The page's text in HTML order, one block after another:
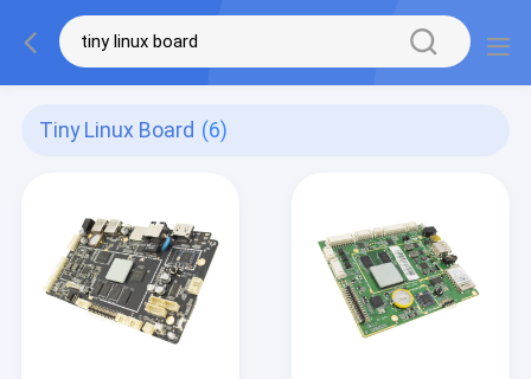
Tiny Linux Board (6)